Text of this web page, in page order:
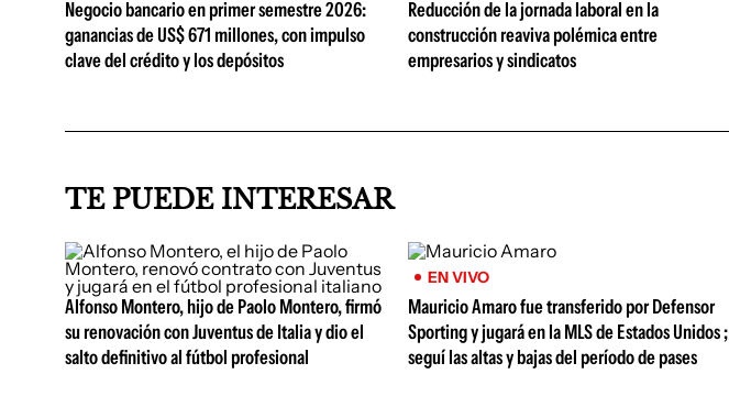
Negocio bancario en primer semestre 2026:
ganancias de US$ 671 millones, con impulso
clave del crédito y los depósitos
Reducción de la jornada laboral en la
construcción reaviva polémica entre
empresarios y sindicatos
TE PUEDE INTERESAR
Alfonso Montero, hijo de Paolo Montero, firmó
su renovación con Juventus de Italia y dio el
salto definitivo al fútbol profesional
EN VIVO
Mauricio Amaro fue transferido por Defensor
Sporting y jugará en la MLS de Estados Unidos ;
seguí las altas y bajas del período de pases